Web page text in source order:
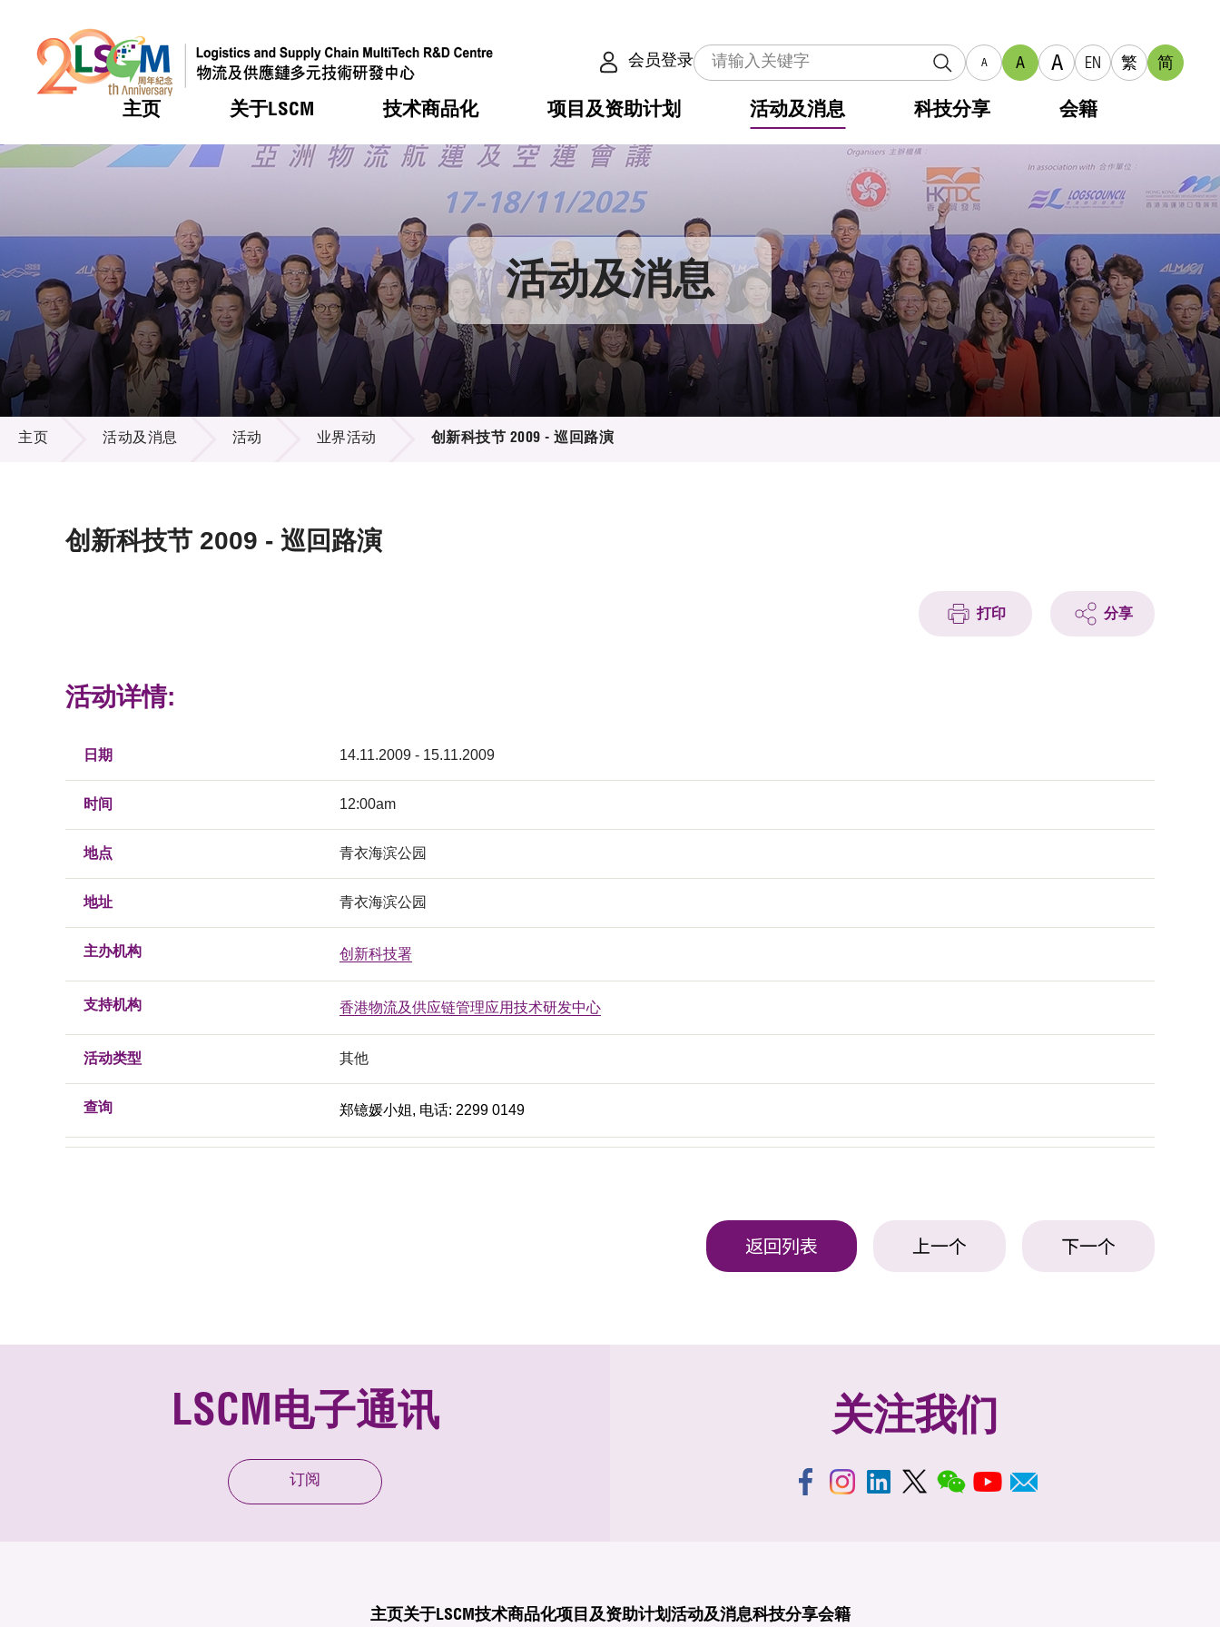
会员登录 A A A EN 繁 简
主页 关于LSCM
热门 机构简介
组织架构
组织架构
董事局
研究顾问
招标通告
技术商品化
热门 服务
可获授权之技术
应用于公共服务之创新技术
重点项目
项目及资助计划
热门 合作计划
资助计划
资助计划
税务优惠
申请
评审
征求研发项目计划书
项目资料库
活动及消息
热门 活动
奖项
新闻中心
媒体报导
新闻稿
资讯中心
多媒体
出版刊物
科技分享 会籍
热门 会籍及服务
会员列表
会员登入 活动及消息
活动及消息
主页 活动及消息 活动 业界活动 创新科技节 2009 - 巡回路演
创新科技节 2009 - 巡回路演
打印 分享
活动详情:
日期 14.11.2009 - 15.11.2009
时间 12:00am
地点 青衣海滨公园
地址 青衣海滨公园
主办机构 创新科技署
支持机构 香港物流及供应链管理应用技术研发中心
活动类型 其他
查询 郑镱媛小姐, 电话: 2299 0149
返回列表 上一个 下一个
LSCM电子通讯
订阅
关注我们
主页关于LSCM技术商品化项目及资助计划活动及消息科技分享会籍